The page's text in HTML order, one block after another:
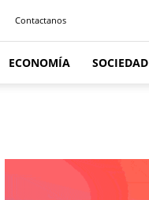
Contactanos
ECONOMÍA SOCIEDAD